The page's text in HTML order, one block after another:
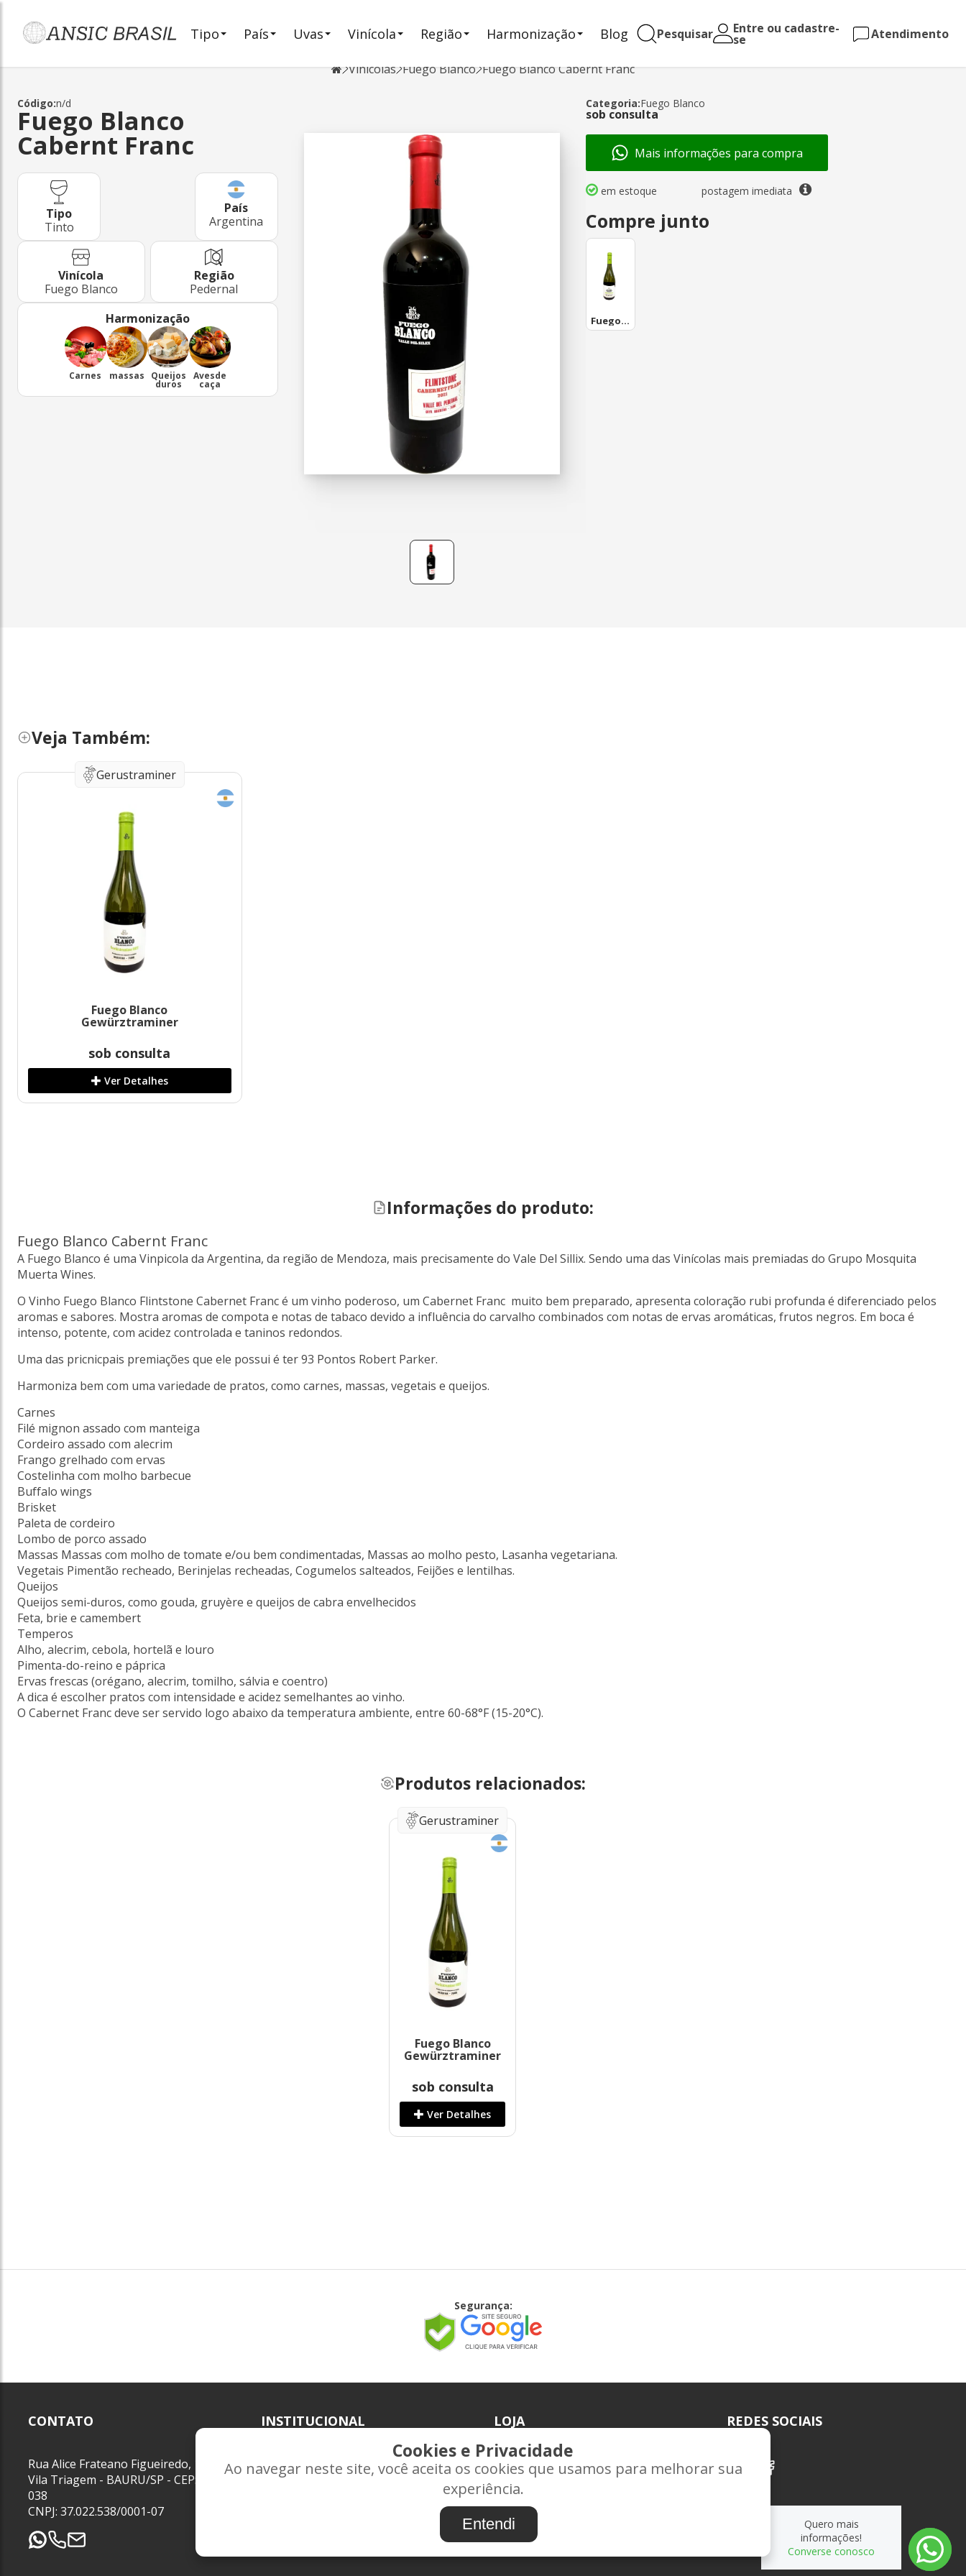
Tipo País Uvas Vinícola Região Harmonização Blog Pesquisar Entre ou cadastre-
se Atendimento
Vinícolas Fuego Blanco Fuego Blanco Cabernt Franc
Código:n/d
Fuego Blanco
Cabernt Franc
Tipo
Tinto
País
Argentina
Vinícola
Fuego Blanco
Região
Pedernal
Harmonização
Carnes massas Queijos
duros
Avesde
caça
Categoria:Fuego Blanco
sob consulta
Mais informações para compra
em estoque postagem imediata
Compre junto
Fuego Blanco Gewürztraminer
Veja Também:
Gerustraminer
Fuego Blanco
Gewürztraminer
sob consulta
Ver Detalhes
Informações do produto:
Fuego Blanco Cabernt Franc
A Fuego Blanco é uma Vinpicola da Argentina, da região de Mendoza, mais precisamente do Vale Del Sillix. Sendo uma das Vinícolas mais premiadas do Grupo Mosquita
Muerta Wines.
O Vinho Fuego Blanco Flintstone Cabernet Franc é um vinho poderoso, um Cabernet Franc muito bem preparado, apresenta coloração rubi profunda é diferenciado pelos
aromas e sabores. Mostra aromas de compota e notas de tabaco devido a influência do carvalho combinados com notas de ervas aromáticas, frutos negros. Em boca é
intenso, potente, com acidez controlada e taninos redondos.
Uma das pricnicpais premiações que ele possui é ter 93 Pontos Robert Parker.
Harmoniza bem com uma variedade de pratos, como carnes, massas, vegetais e queijos.
Carnes
Filé mignon assado com manteiga
Cordeiro assado com alecrim
Frango grelhado com ervas
Costelinha com molho barbecue
Buffalo wings
Brisket
Paleta de cordeiro
Lombo de porco assado
Massas Massas com molho de tomate e/ou bem condimentadas, Massas ao molho pesto, Lasanha vegetariana.
Vegetais Pimentão recheado, Berinjelas recheadas, Cogumelos salteados, Feijões e lentilhas.
Queijos
Queijos semi-duros, como gouda, gruyère e queijos de cabra envelhecidos
Feta, brie e camembert
Temperos
Alho, alecrim, cebola, hortelã e louro
Pimenta-do-reino e páprica
Ervas frescas (orégano, alecrim, tomilho, sálvia e coentro)
A dica é escolher pratos com intensidade e acidez semelhantes ao vinho.
O Cabernet Franc deve ser servido logo abaixo da temperatura ambiente, entre 60-68°F (15-20°C).
Produtos relacionados:
Gerustraminer
Fuego Blanco
Gewürztraminer
sob consulta
Ver Detalhes
Segurança:
CONTATO
Rua Alice Frateano Figueiredo, 11-44 -
Vila Triagem - BAURU/SP - CEP: 17.030-
038
CNPJ: 37.022.538/0001-07
INSTITUCIONAL
Sobre nós
LOJA
Produtos
Minha Conta
REDES SOCIAIS
Quero mais
informações!
Converse conosco
Cookies e Privacidade
Ao navegar neste site, você aceita os cookies que usamos para melhorar sua
experiência.
Entendi